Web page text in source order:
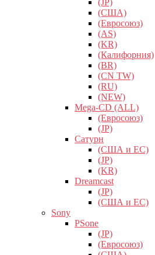
(JP)
(США)
(Евросоюз)
(AS)
(KR)
(Калифорния)
(BR)
(CN TW)
(RU)
(NEW)
Mega-CD (ALL)
(Евросоюз)
(JP)
Сатурн
(США и ЕС)
(JP)
(KR)
Dreamcast
(JP)
(США и ЕС)
Sony
PSone
(JP)
(Евросоюз)